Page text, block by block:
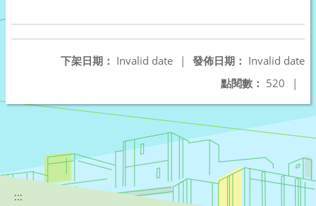
發佈日期： Invalid date
下架日期： Invalid date
|
點閱數： 520 |
:::